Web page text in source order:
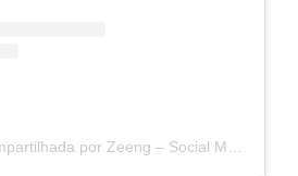
Uma publicação compartilhada por Zeeng – Social Media Benchmark (@zeengbr)